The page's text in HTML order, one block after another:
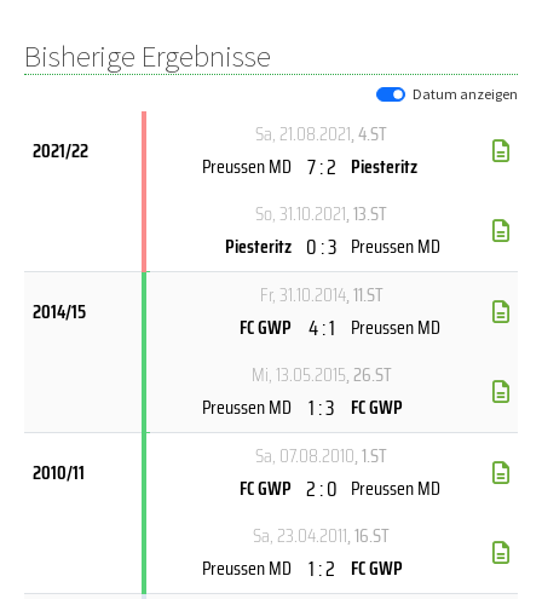
Bisherige Ergebnisse
Datum anzeigen
2021/22
Sa, 21.08.2021, 4.ST
Preussen MD 7 : 2 Piesteritz
So, 31.10.2021, 13.ST
Piesteritz 0 : 3 Preussen MD
2014/15
Fr, 31.10.2014, 11.ST
FC GWP 4 : 1 Preussen MD
Mi, 13.05.2015, 26.ST
Preussen MD 1 : 3 FC GWP
2010/11
Sa, 07.08.2010, 1.ST
FC GWP 2 : 0 Preussen MD
Sa, 23.04.2011, 16.ST
Preussen MD 1 : 2 FC GWP